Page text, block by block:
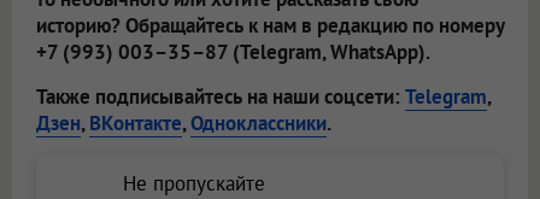
историю? Обращайтесь к нам в редакцию по номеру
+7 (993) 003–35–87 (Telegram, WhatsApp).
Также подписывайтесь на наши соцсети: Telegram,
Дзен,ВКонтакте,Одноклассники.
Не пропускайте